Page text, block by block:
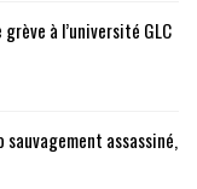
à l’université GLC
assassiné,